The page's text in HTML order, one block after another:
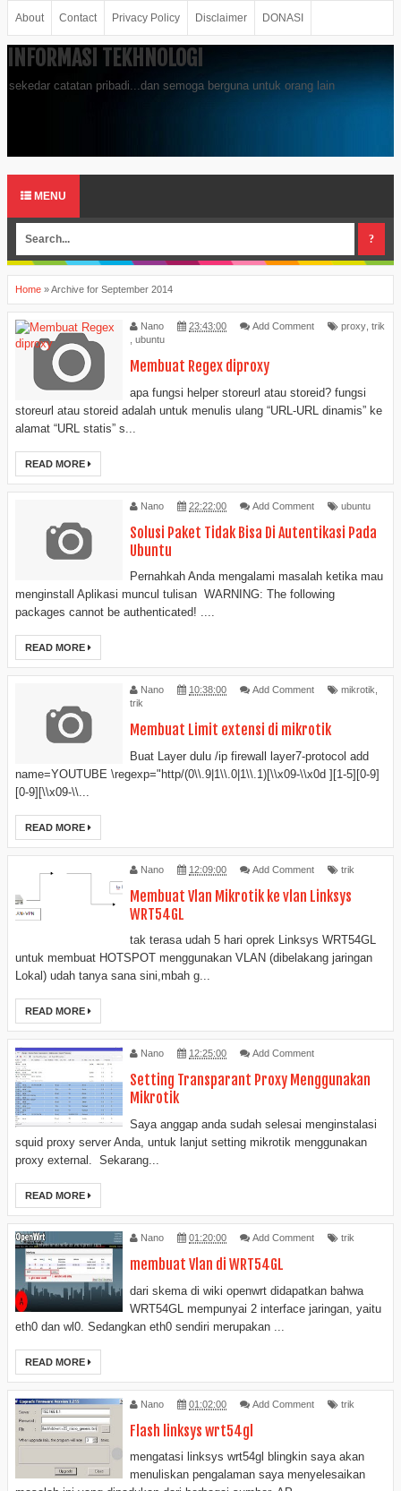
About Contact Privacy Policy Disclaimer DONASI
INFORMASI TEKHNOLOGI
sekedar catatan pribadi...dan semoga berguna untuk orang lain
MENU
Home »Archive for September 2014
Nano 23:43:00 Add Comment proxy trik
ubuntu
Membuat Regex diproxy
apa fungsi helper storeurl atau storeid? fungsi
storeurl atau storeid adalah untuk menulis ulang “URL-URL dinamis” ke
alamat “URL statis” s...
READ MORE
Nano 22:22:00 Add Comment ubuntu
Solusi Paket Tidak Bisa Di Autentikasi Pada
Ubuntu
Pernahkah Anda mengalami masalah ketika mau
menginstall Aplikasi muncul tulisan WARNING: The following
packages cannot be authenticated! ....
READ MORE
Nano 10:38:00 Add Comment mikrotik
trik
Membuat Limit extensi di mikrotik
Buat Layer dulu /ip firewall layer7-protocol add
name=YOUTUBE \regexp="http/(0\\.9|1\\.0|1\\.1)[\\x09-\\x0d ][1-5][0-9]
[0-9][\\x09-\\...
READ MORE
Nano 12:09:00 Add Comment trik
Membuat Vlan Mikrotik ke vlan Linksys
WRT54GL
tak terasa udah 5 hari oprek Linksys WRT54GL
untuk membuat HOTSPOT menggunakan VLAN (dibelakang jaringan
Lokal) udah tanya sana sini,mbah g...
READ MORE
Nano 12:25:00 Add Comment
Setting Transparant Proxy Menggunakan
Mikrotik
Saya anggap anda sudah selesai menginstalasi
squid proxy server Anda, untuk lanjut setting mikrotik menggunakan
proxy external. Sekarang...
READ MORE
Nano 01:20:00 Add Comment trik
membuat Vlan di WRT54GL
dari skema di wiki openwrt didapatkan bahwa
WRT54GL mempunyai 2 interface jaringan, yaitu
eth0 dan wl0. Sedangkan eth0 sendiri merupakan ...
READ MORE
Nano 01:02:00 Add Comment trik
Flash linksys wrt54gl
mengatasi linksys wrt54gl blingkin saya akan
menuliskan pengalaman saya menyelesaikan